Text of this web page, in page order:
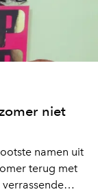
niet
namen uit
terug met